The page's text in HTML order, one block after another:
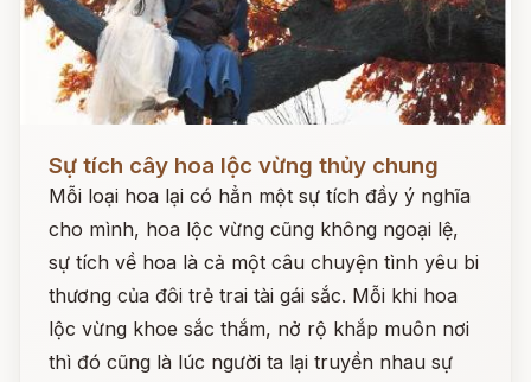
Sự tích cây hoa lộc vừng thủy chung
Mỗi loại hoa lại có hẳn một sự tích đầy ý nghĩa
cho mình, hoa lộc vừng cũng không ngoại lệ,
sự tích về hoa là cả một câu chuyện tình yêu bi
thương của đôi trẻ trai tài gái sắc. Mỗi khi hoa
lộc vừng khoe sắc thắm, nở rộ khắp muôn nơi
thì đó cũng là lúc người ta lại truyền nhau sự